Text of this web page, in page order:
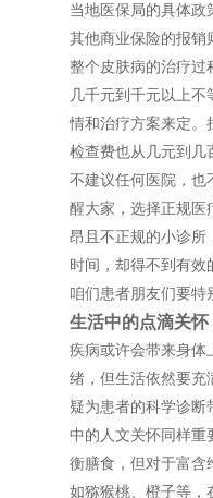
当地医保局的具体政
其他商业保险的报销
整个皮肤病的治疗过
几千元到千元以上
情和治疗方案来定。
检查费也从几元到几
不建议任何医院，也
醒大家，选择正规医
昂且不正规的小诊所
时间，却得不到有效
咱们患者朋友们要特
生活中的点滴关
疾病或许会带来身体
绪，但生活依然要充
疑为患者的科学诊断
中的人文关怀同样重
衡膳食，但对于富含
如猕猴桃、橙子等，